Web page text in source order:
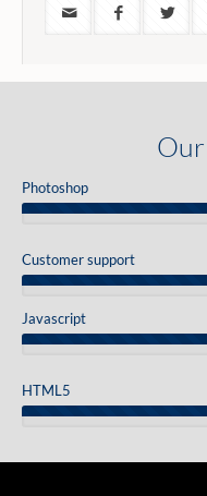
Photoshop
Customer support
Javascript
HTML5